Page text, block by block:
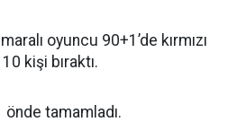
oyuncu 90+1’de kırmızı
kişi bıraktı.
önde tamamladı.